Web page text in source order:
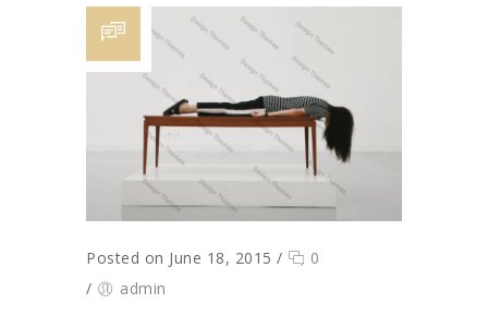
Posted on June 18, 2015 /
0
/
admin